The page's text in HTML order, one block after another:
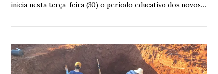
inicia nesta terça-feira (30) o período educativo dos novos